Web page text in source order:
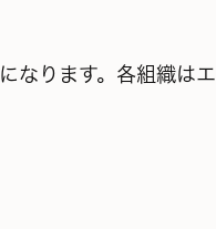
になります。各組織はエ